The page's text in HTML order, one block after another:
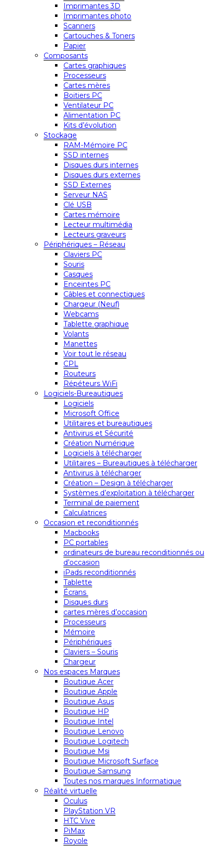
Imprimantes 3D
Imprimantes photo
Scanners
Cartouches & Toners
Papier
Composants
Cartes graphiques
Processeurs
Cartes mères
Boitiers PC
Ventilateur PC
Alimentation PC
Kits d’évolution
Stockage
RAM-Mémoire PC
SSD internes
Disques durs internes
Disques durs externes
SSD Externes
Serveur NAS
Clé USB
Cartes mémoire
Lecteur multimédia
Lecteurs graveurs
Périphériques – Réseau
Claviers PC
Souris
Casques
Enceintes PC
Câbles et connectiques
Chargeur (Neuf)
Webcams
Tablette graphique
Volants
Manettes
Voir tout le réseau
CPL
Routeurs
Répéteurs WiFi
Logiciels-Bureautiques
Logiciels
Microsoft Office
Utilitaires et bureautiques
Antivirus et Sécurité
Création Numérique
Logiciels à télécharger
Utilitaires – Bureautiques à télécharger
Antivirus à télécharger
Création – Design à télécharger
Systèmes d’exploitation à télécharger
Terminal de paiement
Calculatrices
Occasion et reconditionnés
Macbooks
PC portables
ordinateurs de bureau reconditionnés ou
d’occasion
iPads reconditionnés
Tablette
Écrans
Disques durs
cartes mères d’occasion
Processeurs
Mémoire
Périphériques
Claviers – Souris
Chargeur
Nos espaces Marques
Boutique Acer
Boutique Apple
Boutique Asus
Boutique HP
Boutique Intel
Boutique Lenovo
Boutique Logitech
Boutique Msi
Boutique Microsoft Surface
Boutique Samsung
Toutes nos marques Informatique
Réalité virtuelle
Oculus
PlayStation VR
HTC Vive
PiMax
Royole